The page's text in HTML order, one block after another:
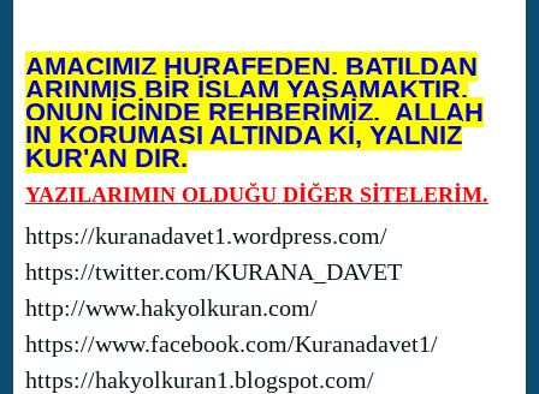
AMACIMIZ HURAFEDEN, BATILDAN
ARINMIŞ BİR İSLAM YAŞAMAKTIR.
ONUN İÇİNDE REHBERİMİZ, ALLAH
IN KORUMASI ALTINDA Kİ, YALNIZ
KUR'AN DIR.
YAZILARIMIN OLDUĞU DİĞER SİTELERİM.
https://kuranadavet1.wordpress.com/
https://twitter.com/KURANA_DAVET
http://www.hakyolkuran.com/
https://www.facebook.com/Kuranadavet1/
https://hakyolkuran1.blogspot.com/